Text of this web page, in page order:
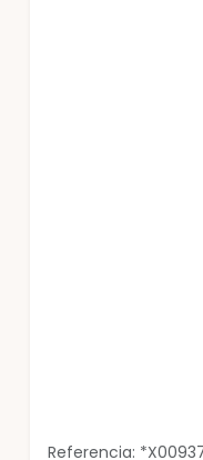
Referencia: